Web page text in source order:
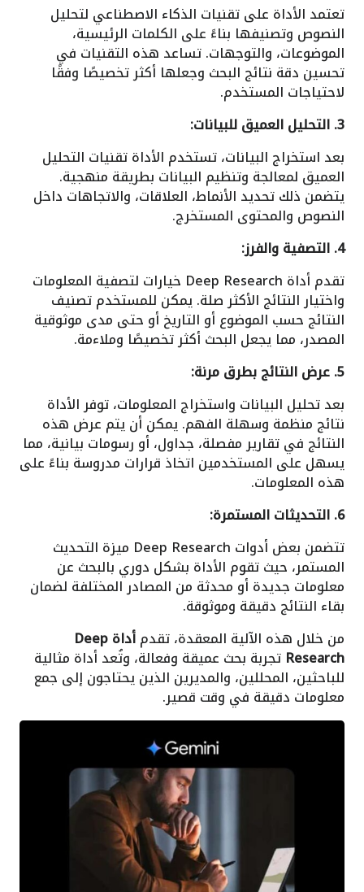
تعتمد الأداة على تقنيات الذكاء الاصطناعي لتحليل
النصوص وتصنيفها بناءً على الكلمات الرئيسية،
الموضوعات، والتوجهات. تساعد هذه التقنيات في
تحسين دقة نتائج البحث وجعلها أكثر تخصيصًا وفقًا
لاحتياجات المستخدم.
3. التحليل العميق للبيانات:
بعد استخراج البيانات، تستخدم الأداة تقنيات التحليل
العميق لمعالجة وتنظيم البيانات بطريقة منهجية.
يتضمن ذلك تحديد الأنماط، العلاقات، والاتجاهات داخل
النصوص والمحتوى المستخرج.
4. التصفية والفرز:
تقدم أداة Deep Research خيارات لتصفية المعلومات
واختيار النتائج الأكثر صلة. يمكن للمستخدم تصنيف
النتائج حسب الموضوع أو التاريخ أو حتى مدى موثوقية
المصدر، مما يجعل البحث أكثر تخصيصًا وملاءمة.
5. عرض النتائج بطرق مرنة:
بعد تحليل البيانات واستخراج المعلومات، توفر الأداة
نتائج منظمة وسهلة الفهم. يمكن أن يتم عرض هذه
النتائج في تقارير مفصلة، جداول، أو رسومات بيانية، مما
يسهل على المستخدمين اتخاذ قرارات مدروسة بناءً على
هذه المعلومات.
6. التحديثات المستمرة:
تتضمن بعض أدوات Deep Research ميزة التحديث
المستمر، حيث تقوم الأداة بشكل دوري بالبحث عن
معلومات جديدة أو محدثة من المصادر المختلفة لضمان
بقاء النتائج دقيقة وموثوقة.
من خلال هذه الآلية المعقدة، تقدم
أداة Deep
Research تجربة بحث عميقة وفعالة، وتُعد أداة مثالية
للباحثين، المحللين، والمديرين الذين يحتاجون إلى جمع
معلومات دقيقة في وقت قصير.